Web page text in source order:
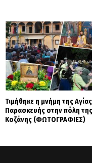
Τιμήθηκε η μνήμη της Αγίας
Παρασκευής στην πόλη της
Κοζάνης (ΦΩΤΟΓΡΑΦΙΕΣ)